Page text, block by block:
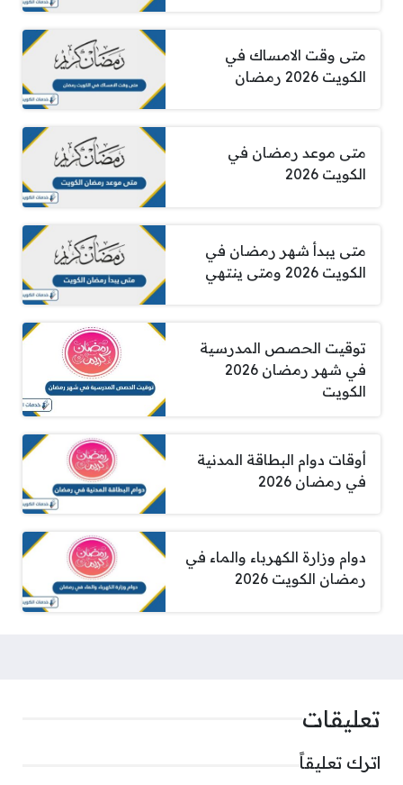
متى وقت الامساك في
الكويت 2026 رمضان
متى موعد رمضان في
الكويت 2026
متى يبدأ شهر رمضان في
الكويت 2026 ومتى ينتهي
توقيت الحصص المدرسية
في شهر رمضان 2026
الكويت
أوقات دوام البطاقة المدنية
في رمضان 2026
دوام وزارة الكهرباء والماء في
رمضان الكويت 2026
تعليقات
اترك تعليقاً